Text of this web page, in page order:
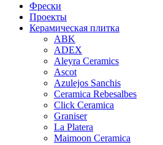
Фрески
Проекты
Керамическая плитка
ABK
ADEX
Aleyra Ceramics
Ascot
Azulejos Sanchis
Ceramica Rebesalbes
Click Ceramica
Graniser
La Platera
Maimoon Ceramica